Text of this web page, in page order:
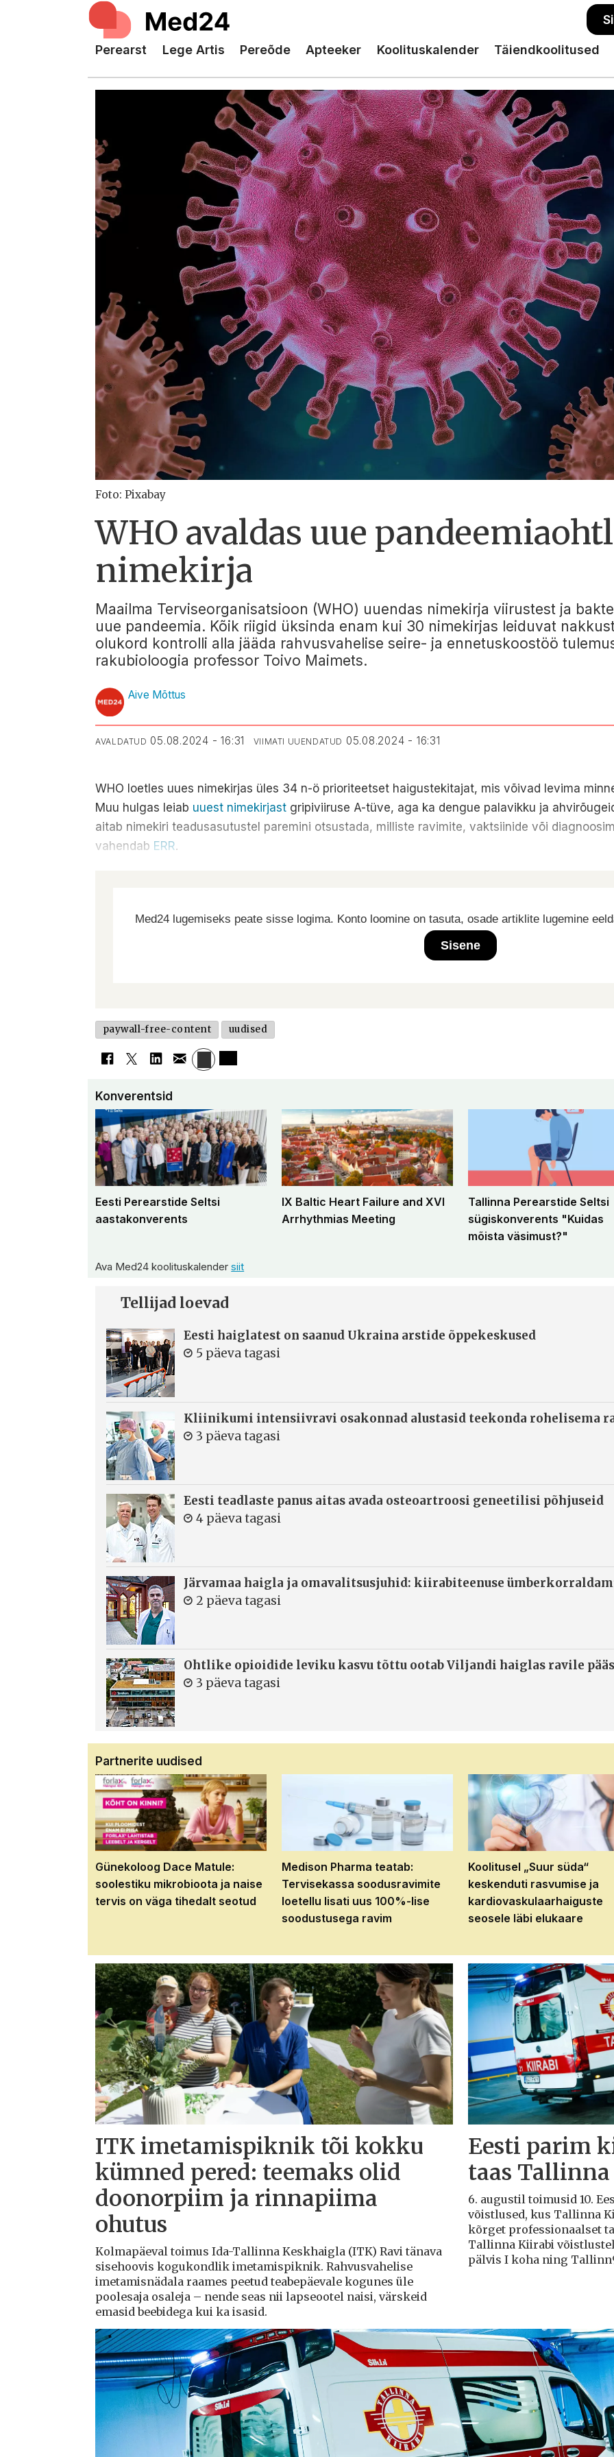
Perearst Lege Artis Pereõde Apteeker Koolituskalender Täiendkoolitused
Foto: Pixabay
WHO avaldas uue
nimekirja
Maailma Terviseorganisatsioon (WHO) uuendas nimekirja viirustest ja
uue pandeemia. Kõik riigid üksinda enam kui 30 nimekirjas leiduvat
olukord kontrolli alla jääda rahvusvahelise seire- ja ennetuskoostöö
rakubioloogia professor Toivo Maimets.
Aive Mõttus
AVALDATUD 05.08.2024 - 16:31 VIIMATI UUENDATUD 05.08.2024 - 16:31
WHO loetles uues nimekirjas üles 34 n-ö prioriteetset haigustekitajat, mis võivad levima
Muu hulgas leiab uuest nimekirjast gripiviiruse A-tüve, aga ka dengue palavikku ja
aitab nimekiri teadusasutustel paremini otsustada, milliste ravimite, vaktsiinide või
vahendab ERR.
Med24 lugemiseks peate sisse logima. Konto loomine on tasuta, osade artiklite lugemine
Sisene
paywall-free-content uudised
Konverentsid
Eesti Perearstide Seltsi
aastakonverents
IX Baltic Heart Failure and XVI
Arrhythmias Meeting
Tallinna Perearstide Seltsi
sügiskonverents "Kuidas
mõista väsimust?"
Ava Med24 koolituskalendersiit
Tellijad loevad
Eesti haiglatest on saanud Ukraina arstide õppekeskused
5 päeva tagasi
Kliinikumi intensiivravi osakonnad alustasid teekonda rohelisema
3 päeva tagasi
Eesti teadlaste panus aitas avada osteoartroosi geneetilisi põhjuseid
4 päeva tagasi
Järvamaa haigla ja omavalitsusjuhid: kiirabiteenuse
2 päeva tagasi
Ohtlike opioidide leviku kasvu tõttu ootab Viljandi haiglas ravile
3 päeva tagasi
Partnerite uudised
Günekoloog Dace Matule:
soolestiku mikrobioota ja naise
tervis on väga tihedalt seotud
Medison Pharma teatab:
Tervisekassa soodusravimite
loetellu lisati uus 100%-lise
soodustusega ravim
Koolitusel „Suur süda“
keskenduti rasvumise ja
kardiovaskulaarhaiguste
seosele läbi elukaare
ITK imetamispiknik tõi kokku
kümned pered: teemaks olid
doonorpiim ja rinnapiima
ohutus
Kolmapäeval toimus Ida-Tallinna Keskhaigla (ITK) Ravi tänava
sisehoovis kogukondlik imetamispiknik. Rahvusvahelise
imetamisnädala raames peetud teabepäevale kogunes üle
poolesaja osaleja – nende seas nii lapseootel naisi, värskeid
emasid beebidega kui ka isasid.
Eesti parim
taas
6. augustil toimusid 10.
võistlused, kus Tallinna
kõrget professionaalset
Tallinna Kiirabi
pälvis I koha ning